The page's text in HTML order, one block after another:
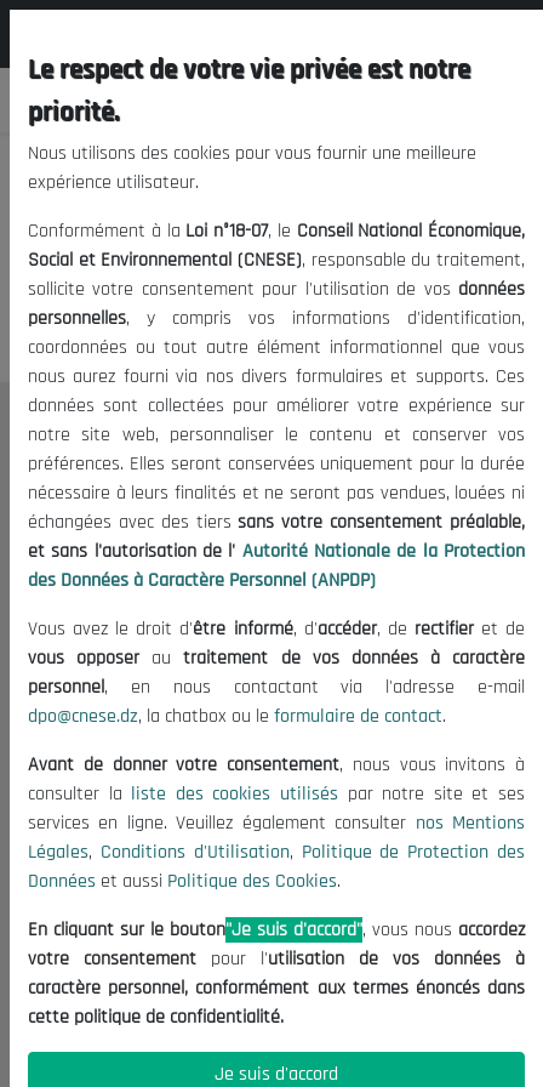
Nous vous prions de nous
excuser, mais l'accès à ce
contenu est restreint.
Le CNESE
A Propos
Le président
Organisation
Publications
Informations utiles
Appels d'offres et Consultations
Mentions Légales
Conditions d'Utilisation
Politique de Protection des Données
Politique des Cookies
Nous Contacter
(+213) 021 98 01 00|01|02
contact@cnese.dz
Suggestions ou Initiatives ?
Newsletter
dernières nouvelles.
Le respect de votre vie privée est notre
priorité.
Nous utilisons des cookies pour vous fournir une meilleure
expérience utilisateur.
Conformément à la Loi n°18-07, le Conseil National Économique,
Social et Environnemental (CNESE), responsable du traitement,
sollicite votre consentement pour l'utilisation de vos données
personnelles, y compris vos informations d'identification,
coordonnées ou tout autre élément informationnel que vous
nous aurez fourni via nos divers formulaires et supports. Ces
données sont collectées pour améliorer votre expérience sur
notre site web, personnaliser le contenu et conserver vos
préférences. Elles seront conservées uniquement pour la durée
nécessaire à leurs finalités et ne seront pas vendues, louées ni
échangées avec des tierssans votre consentement préalable,
et sans l'autorisation de l' Autorité Nationale de la Protection
des Données à Caractère Personnel (ANPDP)
Vous avez le droit d'être informé, d'accéder, de rectifieret de
vous opposerautraitement de vos données à caractère
personnel, en nous contactant via l'adresse e-mail
dpo@cnese.dz, la chatbox ou le formulaire de contact.
Avant de donner votre consentement, nous vous invitons à
consulter la liste des cookies utilisés par notre site et ses
services en ligne. Veuillez également consulter nos Mentions
Légales, Conditions d'Utilisation, Politique de Protection des
Données et aussi Politique des Cookies.
En cliquant sur le bouton"Je suis d'accord", vous nous accordez
votre consentement pour l'utilisation de vos données à
caractère personnel, conformément aux termes énoncés dans
cette politique de confidentialité.
Je suis d'accord